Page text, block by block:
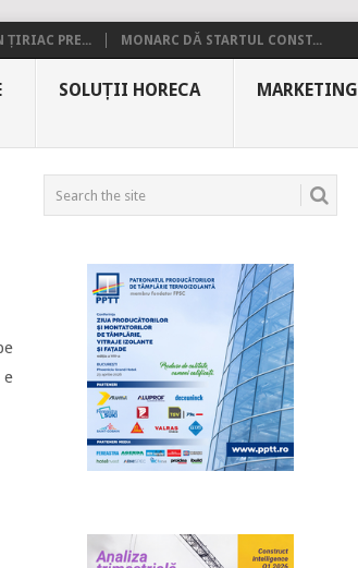
ȚIRIAC PRE... MONARC DĂ STARTUL CONST...
SOLUȚII HORECA MARKETING
e